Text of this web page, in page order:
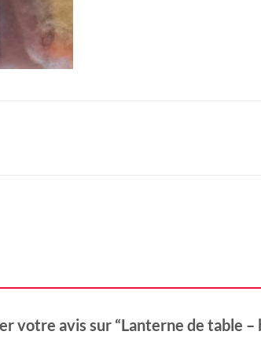
votre avis sur “Lanterne de table –